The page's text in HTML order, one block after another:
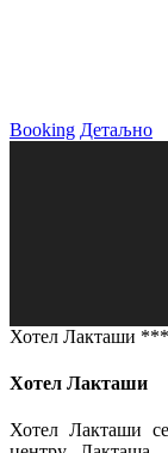
Booking Детаљно
Хотел Лакташи ***
Хотел Лакташи
Хотел Лакташи